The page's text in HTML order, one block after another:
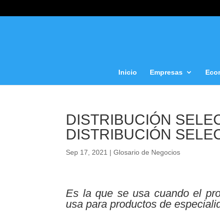
Inicio Empresas
DISTRIBUCIÓN
DISTRIBUCIÓN
Sep 17, 2021 |Glosario de Negocios
Es la que se usa cuando el
usa para productos de